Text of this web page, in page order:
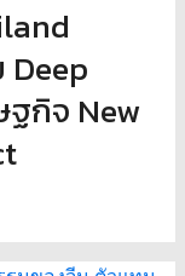
Deep
กิจ New